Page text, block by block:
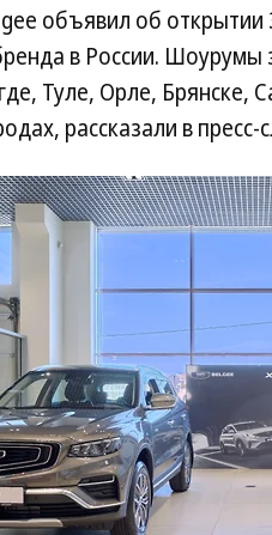
объявил об
в России. Шоурумы
Туле, Орле, Брянске,
рассказали в